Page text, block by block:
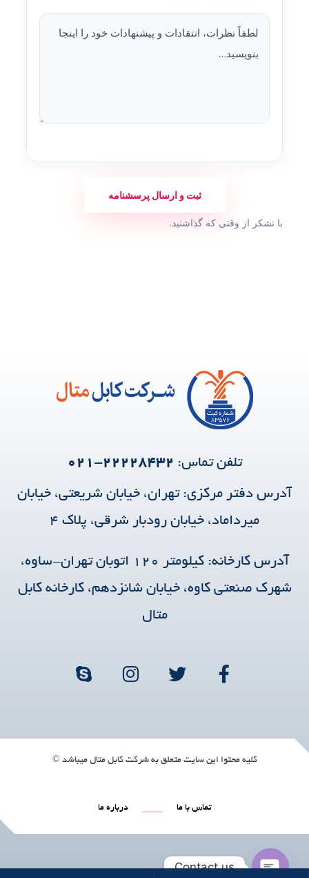
ثبت و ارسال پرسشنامه
با تشکر از وقتی که گذاشتید.
تلفن تماس: ۲۲۲۲۸۴۳۲-۰۲۱
آدرس دفتر مرکزی: تهران، خیابان شریعتی، خیابان
میرداماد، خیابان رودبار شرقی، پلاک ۴
آدرس کارخانه: کیلومتر ۱۲۰ اتوبان تهران-ساوه،
شهرک صنعتی کاوه، خیابان شانزدهم، کارخانه کابل
متال
کلیه محتوا این سایت متعلق به شرکت کابل متال میباشد ©
درباره ما تماس با ما
Contact us